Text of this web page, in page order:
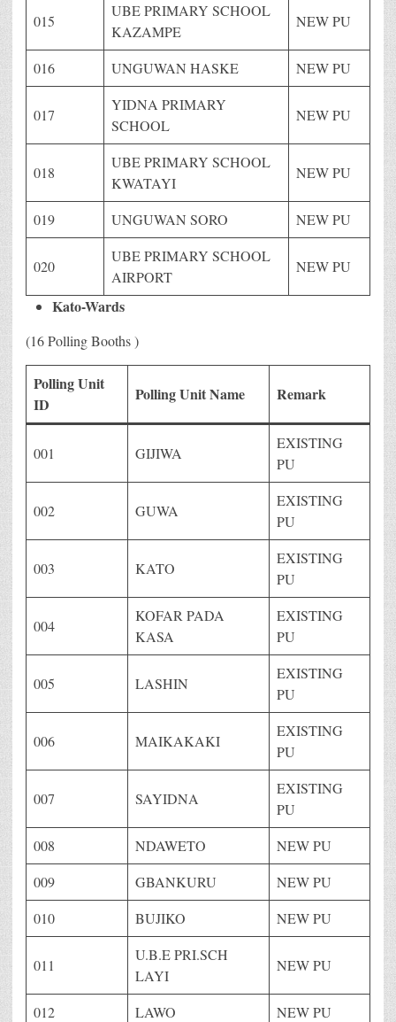
015
UBE PRIMARY SCHOOL
KAZAMPE
NEW PU
016 UNGUWAN HASKE NEW PU
017
YIDNA PRIMARY
SCHOOL
NEW PU
018
UBE PRIMARY SCHOOL
KWATAYI
NEW PU
019 UNGUWAN SORO NEW PU
020
UBE PRIMARY SCHOOL
AIRPORT
NEW PU
Kato-Wards
(16 Polling Booths )
Polling Unit
ID
Polling Unit Name Remark
001 GIJIWA
EXISTING
PU
002 GUWA
EXISTING
PU
003 KATO
EXISTING
PU
004
KOFAR PADA
KASA
EXISTING
PU
005 LASHIN
EXISTING
PU
006 MAIKAKAKI
EXISTING
PU
007 SAYIDNA
EXISTING
PU
008
NDAWETO
NEW PU
009
GBANKURU
NEW PU
010
BUJIKO NEW PU
011
U.B.E PRI.SCH
LAYI
NEW PU
012 LAWO
NEW PU